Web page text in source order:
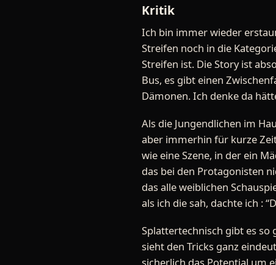
Kritik
Ich bin immer wieder
Streifen noch in die
Streifen ist. Die Story ist
Bus, es gibt einen
Dämonen. Ich denke da
Als die Jungendlichen im
aber immerhin für kurze
wie eine Szene, in der ein
das bei den Protagonisten
das alle weiblichen
als ich die sah, dachte ich :
Splattertechnisch gibt es so
sieht den Tricks ganz